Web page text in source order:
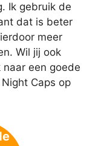
Ik gebruik de
dat is beter
meer
Wil jij ook
naar een goede
Caps op